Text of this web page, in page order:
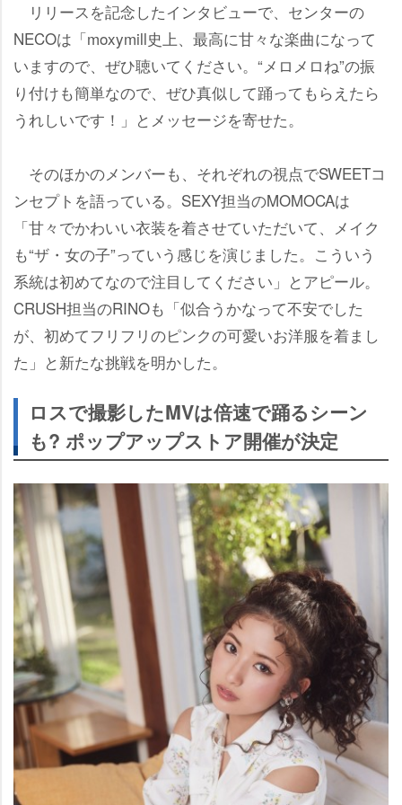
リリースを記念したインタビューで、センターの
NECOは「moxymill史上、最高に甘々な楽曲になって
いますので、ぜひ聴いてください。“メロメロね”の振
り付けも簡単なので、ぜひ真似して踊ってもらえたら
うれしいです！」とメッセージを寄せた。
そのほかのメンバーも、それぞれの視点でSWEETコ
ンセプトを語っている。SEXY担当のMOMOCAは
「甘々でかわいい衣装を着させていただいて、メイク
も“ザ・女の子”っていう感じを演じました。こういう
系統は初めてなので注目してください」とアピール。
CRUSH担当のRINOも「似合うかなって不安でした
が、初めてフリフリのピンクの可愛いお洋服を着まし
た」と新たな挑戦を明かした。
ロスで撮影したMVは倍速で踊るシーン
も? ポップアップストア開催が決定